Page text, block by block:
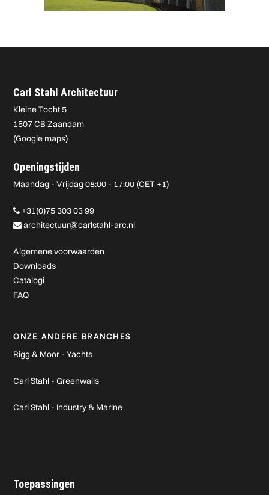
Carl Stahl Architectuur
Kleine Tocht 5
1507 CB Zaandam
(Google maps)
Openingstijden
Maandag - Vrijdag 08:00 - 17:00 (CET +1)
+31(0)75 303 03 99
architectuur@carlstahl-arc.nl
Algemene voorwaarden
Downloads
Catalogi
FAQ
ONZE ANDERE BRANCHES
Rigg & Moor - Yachts
Carl Stahl - Greenwalls
Carl Stahl - Industry & Marine
Toepassingen